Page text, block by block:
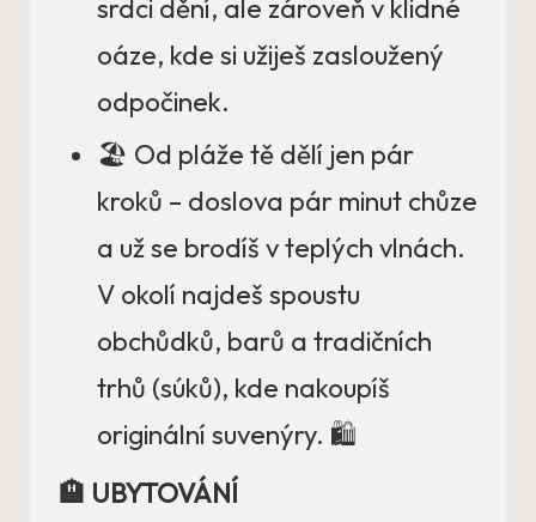
srdci dění, ale zároveň v klidné
oáze, kde si užiješ zasloužený
odpočinek.
🏖️ Od pláže tě dělí jen pár
kroků – doslova pár minut chůze
a už se brodíš v teplých vlnách.
V okolí najdeš spoustu
obchůdků, barů a tradičních
trhů (súků), kde nakoupíš
originální suvenýry. 🛍️
🏨 UBYTOVÁNÍ